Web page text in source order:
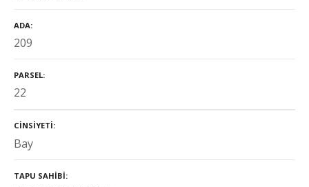
ADA
209
PARSEL
22
CINSIYETI
Bay
TAPU SAHIBI